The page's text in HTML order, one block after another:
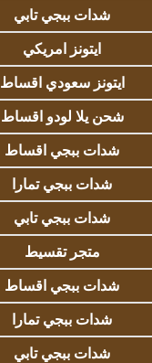
شدات ببجي تابي
ايتونز امريكي
ايتونز سعودي اقساط
شحن يلا لودو اقساط
شدات ببجي اقساط
شدات ببجي تمارا
شدات ببجي تابي
متجر تقسيط
شدات ببجي اقساط
شدات ببجي تمارا
شدات ببجي تابي